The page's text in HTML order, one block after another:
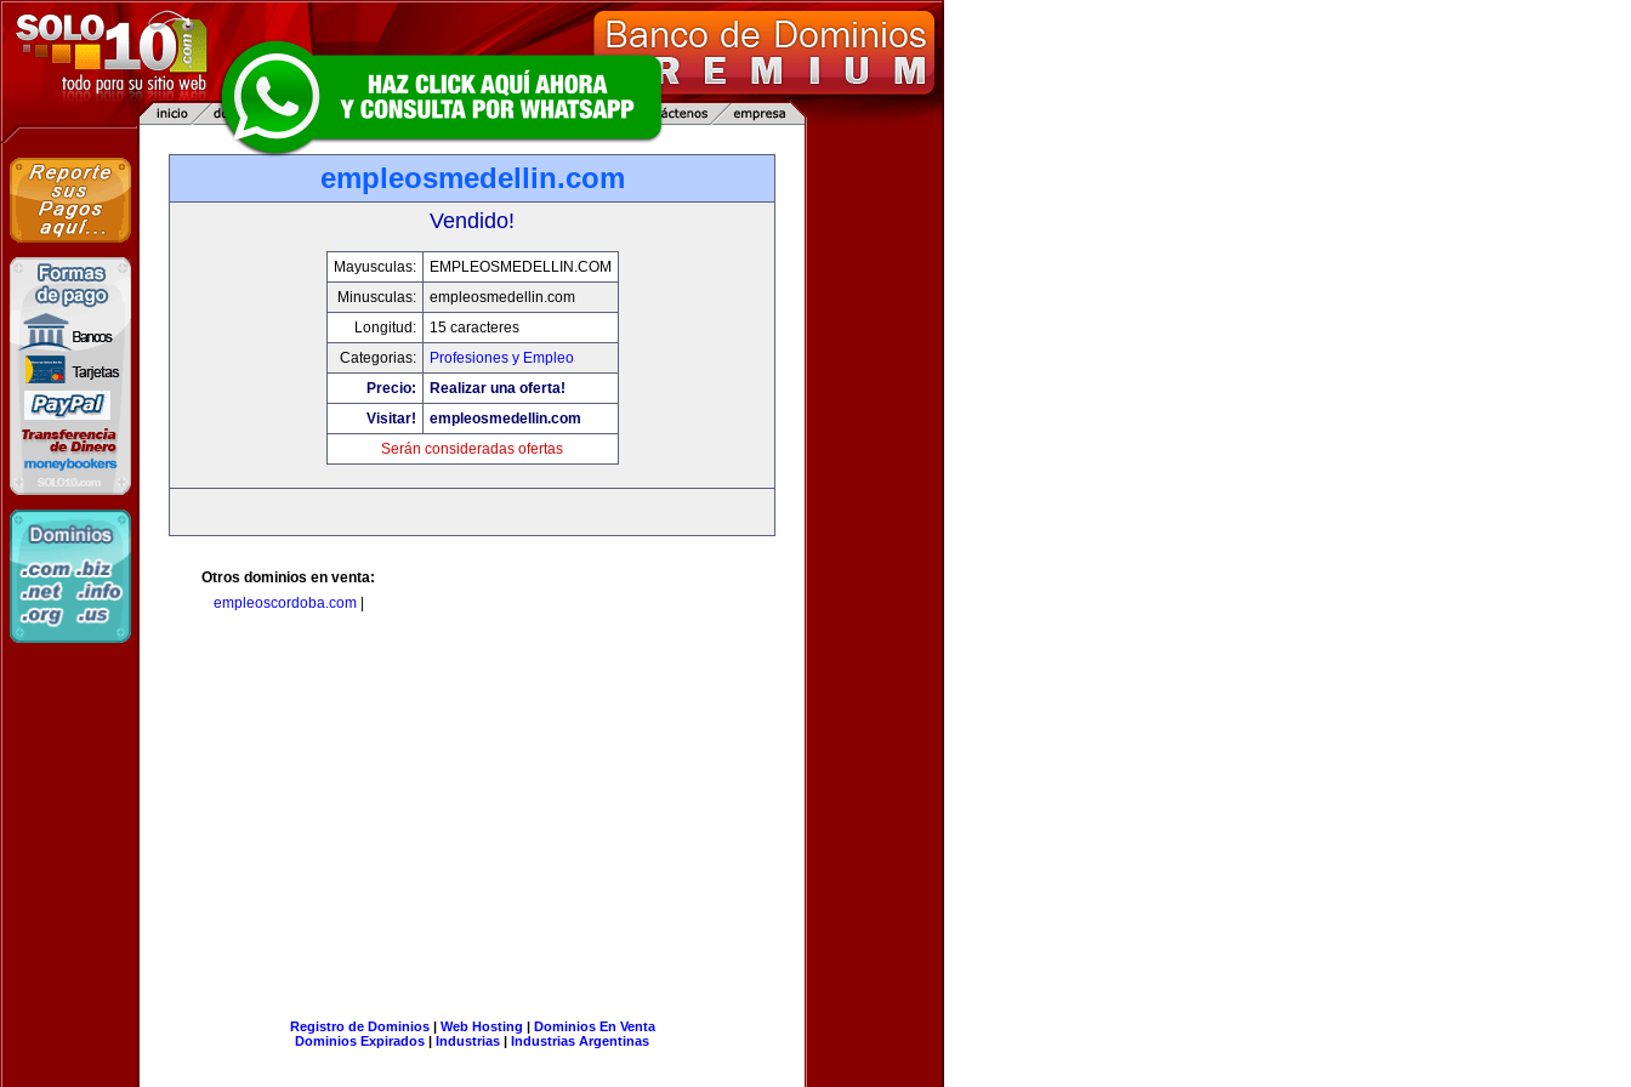
empleosmedellin.com
Vendido!
Mayusculas:
EMPLEOSMEDELLIN.COM
Minusculas:
empleosmedellin.com
Longitud:
15 caracteres
Categorias:
Profesiones y Empleo
Precio:
Realizar una oferta!
Visitar!
empleosmedellin.com
Serán consideradas ofertas
Otros dominios en venta:
empleoscordoba.com|
Registro de Dominios| Web Hosting | Dominios En Venta
Dominios Expirados | Industrias | Industrias Argentinas